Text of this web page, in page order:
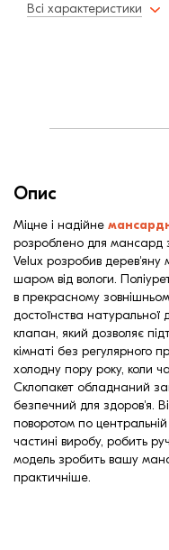
Всі характеристики
Опис
Міцне і надійне
розроблено для мансард
Velux розробив дерев'яну
шаром від вологи.
в прекрасному
достоїнства натуральної
клапан, який дозволяє
кімнаті без регулярного
холодну пору року, коли
Склопакет обладнаний
безпечний для здоров'я.
поворотом по
частині виробу, робить
модель зробить вашу
практичніше.